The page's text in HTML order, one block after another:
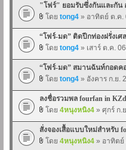
"โฟร์" ยอมรับซึ่งกันและกัน
โดย tong4 » อาทิตย์ ต.ค.
“โฟร์-มด” ติดปีกท่องฝรั่งเศ
โดย tong4 » เสาร์ ต.ค.
“โฟร์-มด” สมานฉันท์กอดค
โดย tong4 » อังคาร ก.ย.
ลงชื่อรวมพล fourfan in
โดย 4หนุงหนิง4 » ศุกร์ ก.
สั่งจองเสื้อแบบใหม่สำหรับ
โดย 4หนุงหนิง4 » อาทิตย์